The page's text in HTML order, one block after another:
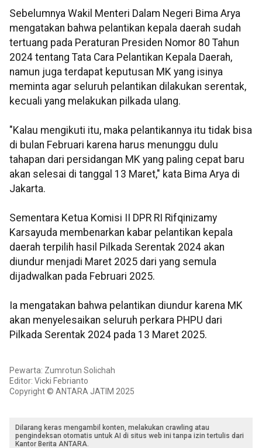
Sebelumnya Wakil Menteri Dalam Negeri Bima Arya
mengatakan bahwa pelantikan kepala daerah sudah
tertuang pada Peraturan Presiden Nomor 80 Tahun
2024 tentang Tata Cara Pelantikan Kepala Daerah,
namun juga terdapat keputusan MK yang isinya
meminta agar seluruh pelantikan dilakukan serentak,
kecuali yang melakukan pilkada ulang.
"Kalau mengikuti itu, maka pelantikannya itu tidak bisa
di bulan Februari karena harus menunggu dulu
tahapan dari persidangan MK yang paling cepat baru
akan selesai di tanggal 13 Maret," kata Bima Arya di
Jakarta.
Sementara Ketua Komisi II DPR RI Rifqinizamy
Karsayuda membenarkan kabar pelantikan kepala
daerah terpilih hasil Pilkada Serentak 2024 akan
diundur menjadi Maret 2025 dari yang semula
dijadwalkan pada Februari 2025.
Ia mengatakan bahwa pelantikan diundur karena MK
akan menyelesaikan seluruh perkara PHPU dari
Pilkada Serentak 2024 pada 13 Maret 2025.
Pewarta: Zumrotun Solichah
Editor: Vicki Febrianto
Copyright © ANTARA JATIM 2025
Dilarang keras mengambil konten, melakukan crawling atau
pengindeksan otomatis untuk AI di situs web ini tanpa izin tertulis dari
Kantor Berita ANTARA.